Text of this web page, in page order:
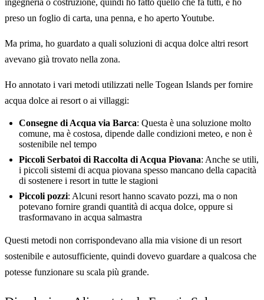
ingegneria o costruzione, quindi ho fatto quello che fa tutti, e ho
preso un foglio di carta, una penna, e ho aperto Youtube.
Ma prima, ho guardato a quali soluzioni di acqua dolce altri resort
avevano già trovato nella zona.
Ho annotato i vari metodi utilizzati nelle Togean Islands per fornire
acqua dolce ai resort o ai villaggi:
Consegne di Acqua via Barca: Questa è una soluzione molto
comune, ma è costosa, dipende dalle condizioni meteo, e non è
sostenibile nel tempo
Piccoli Serbatoi di Raccolta di Acqua Piovana: Anche se utili,
i piccoli sistemi di acqua piovana spesso mancano della capacità
di sostenere i resort in tutte le stagioni
Piccoli pozzi: Alcuni resort hanno scavato pozzi, ma o non
potevano fornire grandi quantità di acqua dolce, oppure si
trasformavano in acqua salmastra
Questi metodi non corrispondevano alla mia visione di un resort
sostenibile e autosufficiente, quindi dovevo guardare a qualcosa che
potesse funzionare su scala più grande.